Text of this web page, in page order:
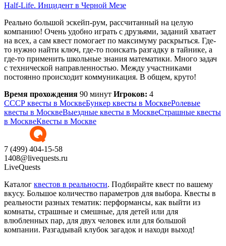
Half-Life. Инцидент в Черной Мезе
Реально большой эскейп-рум, рассчитанный на целую
компанию! Очень удобно играть с друзьями, заданий хватает
на всех, а сам квест помогает по максимуму раскрыться. Где-
то нужно найти ключ, где-то поискать разгадку в тайнике, а
где-то применить школьные знания математики. Много задач
с технической направленностью. Между участниками
постоянно происходит коммуникация. В общем, круто!
Время прохождения 90 минут Игроков: 4
СССР квесты в МосквеБункер квесты в МосквеРолевые
квесты в МосквеВыездные квесты в МосквеСтрашные квесты
в МосквеКвесты в Москве
7 (499) 404-15-58
1408@livequests.ru
LiveQuests
Каталог квестов в реальности. Подбирайте квест по вашему
вкусу. Большое количество параметров для выбора. Квесты в
реальности разных тематик: перформансы, как выйти из
комнаты, страшные и смешные, для детей или для
влюбленных пар, для двух человек или для большой
компании. Разгадывай клубок загадок и находи выход!